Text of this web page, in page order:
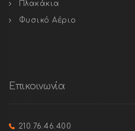
Πλακάκια
Φυσικό Αέριο
Επικοινωνία
210.76.46.400